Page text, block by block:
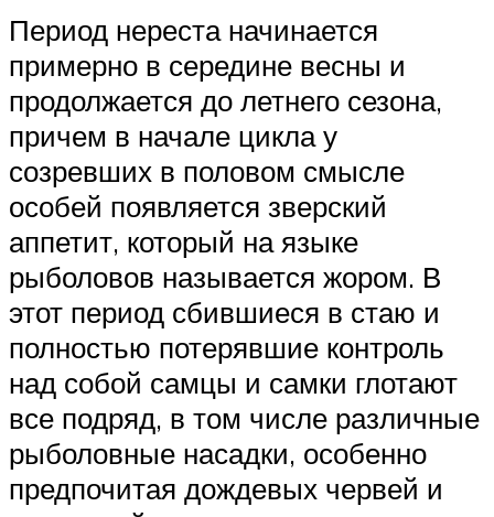
Период нереста начинается
примерно в середине весны и
продолжается до летнего сезона,
причем в начале цикла у
созревших в половом смысле
особей появляется зверский
аппетит, который на языке
рыболовов называется жором. В
этот период сбившиеся в стаю и
полностью потерявшие контроль
над собой самцы и самки глотают
все подряд, в том числе различные
рыболовные насадки, особенно
предпочитая дождевых червей и